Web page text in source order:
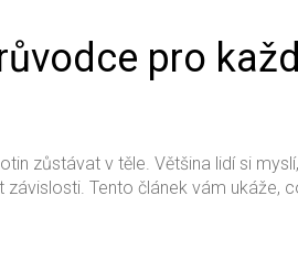
pro
zůstávat v těle. Většina lidí si
Tento článek vám ukáže,